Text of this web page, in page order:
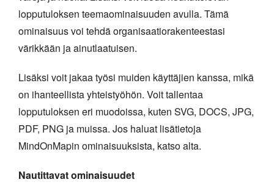
lopputuloksen teemaominaisuuden avulla. Tämä
ominaisuus voi tehdä organisaatiorakenteestasi
värikkään ja ainutlaatuisen.
Lisäksi voit jakaa työsi muiden käyttäjien kanssa, mikä
on ihanteellista yhteistyöhön. Voit tallentaa
lopputuloksen eri muodoissa, kuten SVG, DOCS, JPG,
PDF, PNG ja muissa. Jos haluat lisätietoja
MindOnMapin ominaisuuksista, katso alta.
Nautittavat ominaisuudet